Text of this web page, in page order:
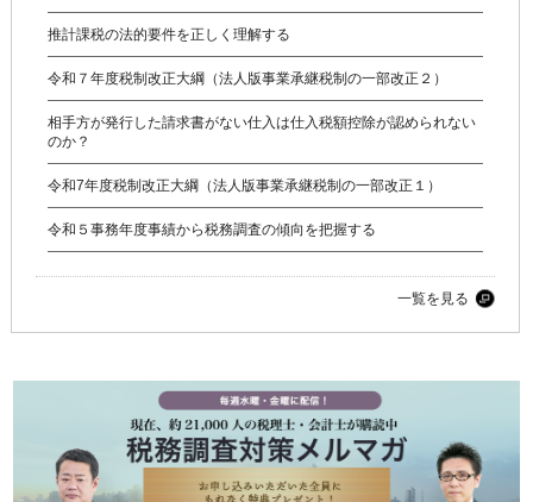
推計課税の法的要件を正しく理解する
令和７年度税制改正大綱（法人版事業承継税制の一部改正２）
相手方が発行した請求書がない仕入は仕入税額控除が認められない
のか？
令和7年度税制改正大綱（法人版事業承継税制の一部改正１）
令和５事務年度事績から税務調査の傾向を把握する
一覧を見る